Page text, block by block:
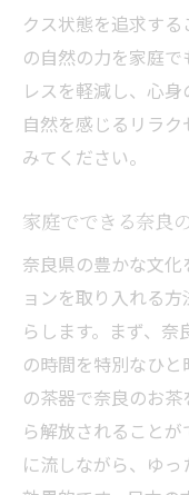
クス状態を追求す
の自然の力を家庭
レスを軽減し、心
自然を感じるリラ
みてください。
家庭でできる奈良
奈良県の豊かな文
ョンを取り入れる
らします。まず、
の時間を特別なひ
の茶器で奈良のお
ら解放されること
に流しながら、ゆ